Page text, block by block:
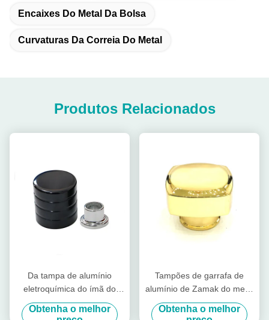
Encaixes Do Metal Da Bolsa
Curvaturas Da Correia Do Metal
Produtos Relacionados
Da tampa de alumínio
eletroquímica do ímã do
tampão de Zamak do
perfume alumina cosmética
Obtenha o melhor
Tampões de garrafa de
alumínio de Zamak do metal
regular brilhante da cor do
ouro
Obtenha o melhor